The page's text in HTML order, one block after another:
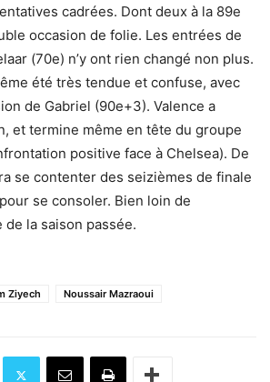
cadrées. Dont deux à la 89e
occasion de folie. Les entrées de
(70e) n’y ont rien changé non plus.
été très tendue et confuse, avec
de Gabriel (90e+3). Valence a
et termine même en tête du groupe
positive face à Chelsea). De
se contenter des seizièmes de finale
se consoler. Bien loin de
de la saison passée.
Ziyech Noussair Mazraoui